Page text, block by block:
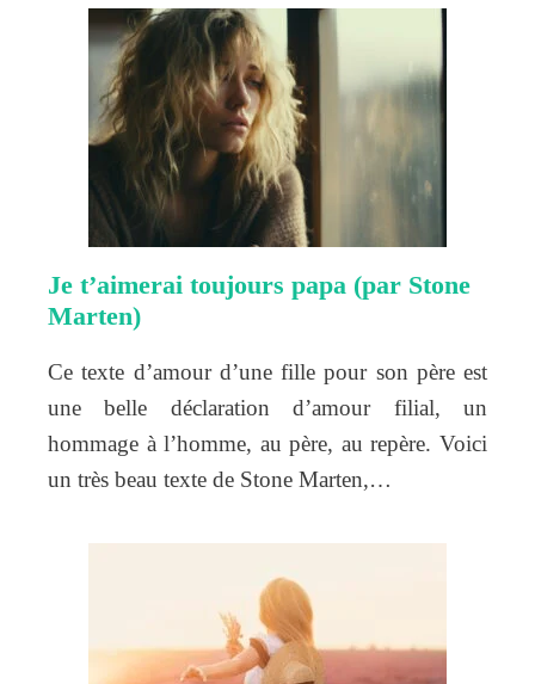
Je t’aimerai toujours papa (par Stone
Marten)
Ce texte d’amour d’une fille pour son père est
une belle déclaration d’amour filial, un
hommage à l’homme, au père, au repère. Voici
un très beau texte de Stone Marten,…